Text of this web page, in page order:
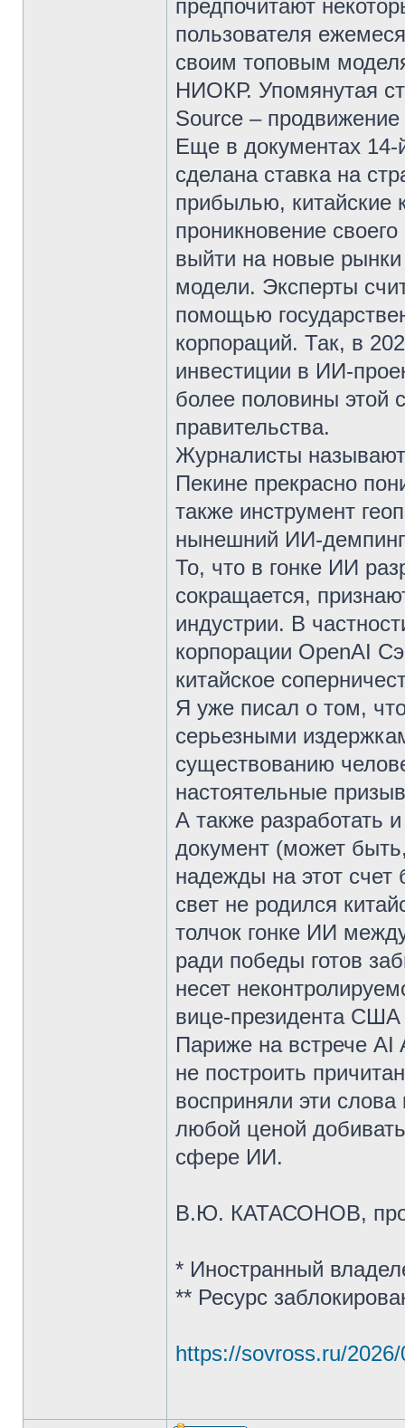
предпочитают
пользователя
своим топовым
НИОКР. Упомянутая
Source –
Еще в документах 14-
сделана ставка на
прибылью, китайские
проникновение
выйти на новые рынки
модели. Эксперты
помощью
корпораций. Так, в
инвестиции в ИИ-
более половины этой
правительства.
Журналисты
Пекине прекрасно
также инструмент
нынешний ИИ-
То, что в гонке ИИ
сокращается,
индустрии. В
корпорации OpenAI
китайское
Я уже писал о том,
серьезными
существованию
настоятельные
А также разработать
документ (может
надежды на этот
свет не родился
толчок гонке ИИ
ради победы готов
несет
вице-президента
Париже на встрече
не построить
восприняли эти
любой ценой
сфере ИИ.
В.Ю. КАТАСОНОВ,
* Иностранный
** Ресурс
https://sovross.ru/